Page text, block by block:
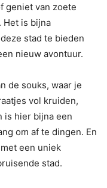
geniet van zoete
Het is bijna
stad te bieden
nieuw avontuur.
de souks, waar je
vol kruiden,
is hier bijna een
om af te dingen. En
een uniek
stad.